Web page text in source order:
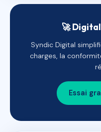
🚀
Syndic Digital
charges, la
Essai